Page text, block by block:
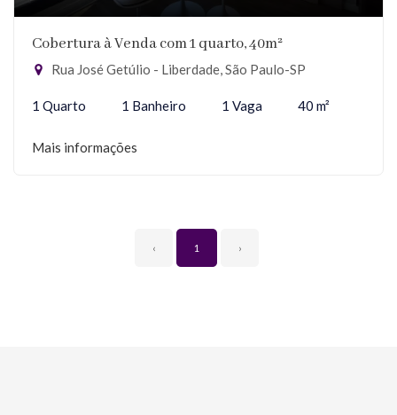
Cobertura à Venda com 1 quarto, 40m²
Rua José Getúlio - Liberdade, São Paulo-SP
1 Quarto 1 Banheiro 1 Vaga 40 m²
Mais informações
‹ 1 ›